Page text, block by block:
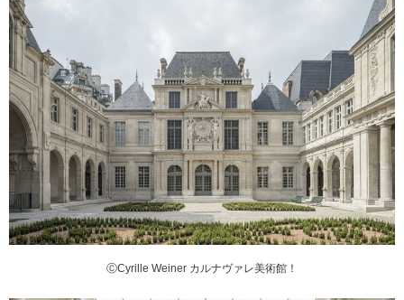
ⒸCyrille Weiner カルナヴァレ美術館！